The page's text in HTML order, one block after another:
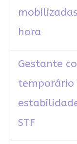
hora
Gestante
temporário
STF